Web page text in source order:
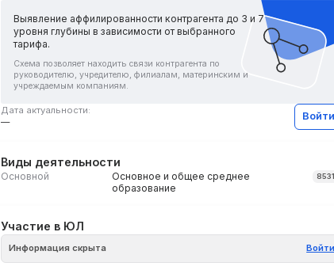
Выявление аффилированности контрагента до 3 и 7
уровня глубины в зависимости от выбранного
тарифа.
Схема позволяет находить связи контрагента по
руководителю, учредителю, филиалам, материнским и
учреждаемым компаниям.
Дата актуальности:
—
Войти
Виды деятельности
Основной
Основное и общее среднее
образование
Участие в ЮЛ
Информация скрыта Войти